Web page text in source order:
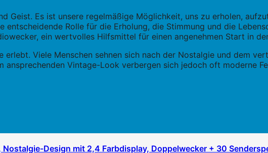
Geist. Es ist unsere regelmäßige Möglichkeit, uns zu erholen,
Rolle für die Erholung, die Stimmung und die
ein wertvolles Hilfsmittel für einen angenehmen Start in
Viele Menschen sehnen sich nach der Nostalgie und dem
Vintage-Look verbergen sich jedoch oft moderne